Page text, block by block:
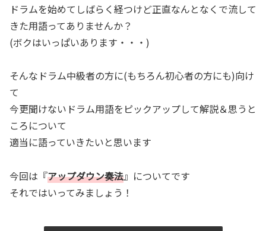
ドラムを始めてしばらく経つけど正直なんとなくで流して
きた用語ってありませんか？
(ボクはいっぱいあります・・・)
そんなドラム中級者の方に(もちろん初心者の方にも)向け
て
今更聞けないドラム用語をピックアップして解説＆思うと
ころについて
適当に語っていきたいと思います
今回は『アップダウン奏法』についてです
それではいってみましょう！